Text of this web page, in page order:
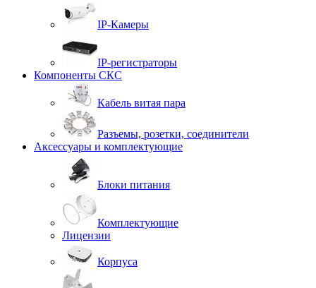
IP-Камеры
IP-регистраторы
Компоненты СКС
Кабель витая пара
Разъемы, розетки, соединители
Аксессуары и комплектующие
Блоки питания
Комплектующие
Лицензии
Корпуса